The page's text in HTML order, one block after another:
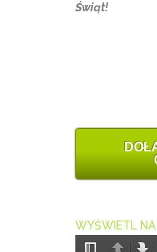
Świąt!
WYŚWIETL NA